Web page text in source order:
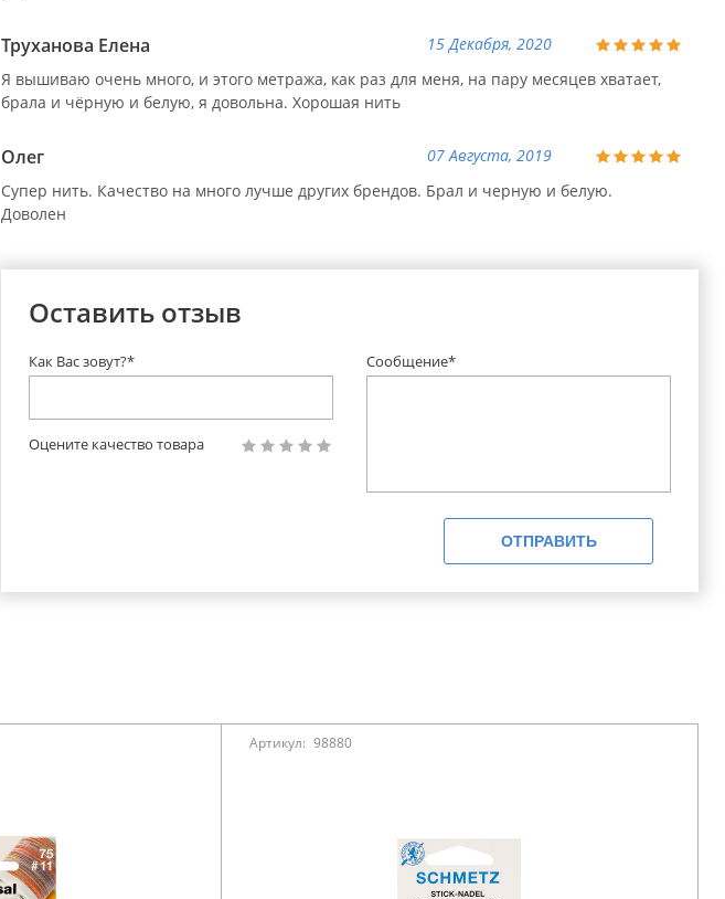
Труханова Елена
15 Декабря, 2020
Я вышиваю очень много, и этого метража, как раз для меня, на пару месяцев хватает,
брала и чёрную и белую, я довольна. Хорошая нить
Олег
07 Августа, 2019
Супер нить. Качество на много лучше других брендов. Брал и черную и белую.
Доволен
Оставить отзыв
Сообщение*
Как Вас зовут?*
Оцените качество товара
ОТПРАВИТЬ
Артикул: 98880